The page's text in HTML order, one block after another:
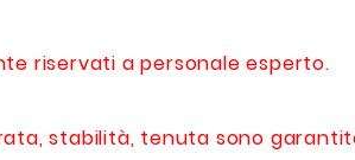
riservati a personale esperto.
stabilità, tenuta sono